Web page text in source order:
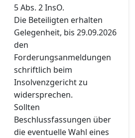
5 Abs. 2 InsO.
Die Beteiligten erhalten
Gelegenheit, bis 29.09.2026
den
Forderungsanmeldungen
schriftlich beim
Insolvenzgericht zu
widersprechen.
Sollten
Beschlussfassungen über
die eventuelle Wahl eines